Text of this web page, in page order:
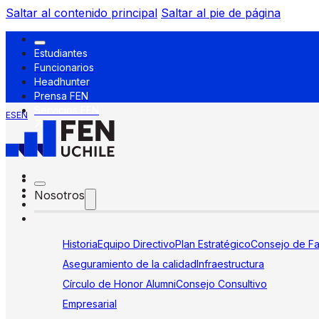
Saltar al contenido principal Saltar al pie de página
Estudiantes
Funcionarios
Headhunter
Prensa FEN
ESEN
Nosotros
HistoriaEquipo DirectivoPlan EstratégicoConsejo de
Aseguramiento de la calidadInfraestructura
Círculo de Honor AlumniConsejo Consultivo
Empresarial